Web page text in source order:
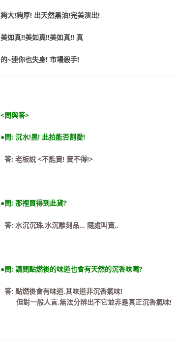
夠大!夠厚! 出天然黑油!完美演出!
美如真!!美如真!!美如真!! 真
的~連你也失身! 市場殺手!
<問與答>
●問: 沉水!黑! 此拍能否割愛!
答: 老板說 <不能賣! 賣不得!>
●問: 那裡買得到此貨?
答: 水沉沉珠,水沉雕刻品… 隨處叫賣..
●問: 請問點燃後的味道也會有天然的沉香味嗎?
答: 點燃後會有味道,其味道非沉香氣味!
但對一般人言,無法分辨出不它並非是真正沉香氣味!